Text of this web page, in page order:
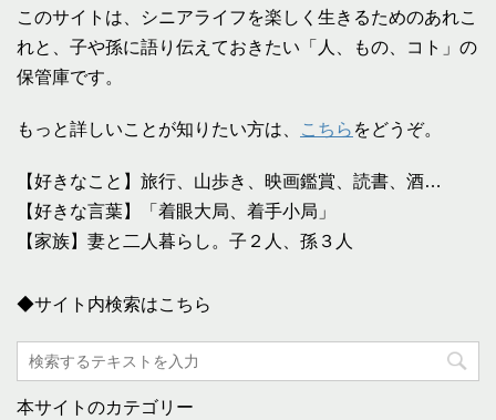
このサイトは、シニアライフを楽しく生きるためのあれこ
れと、子や孫に語り伝えておきたい「人、もの、コト」の
保管庫です。
もっと詳しいことが知りたい方は、 こちら をどうぞ。
【好きなこと】旅行、山歩き、映画鑑賞、読書、酒…
【好きな言葉】「着眼大局、着手小局」
【家族】妻と二人暮らし。子２人、孫３人
◆サイト内検索はこちら
本サイトのカテゴリー